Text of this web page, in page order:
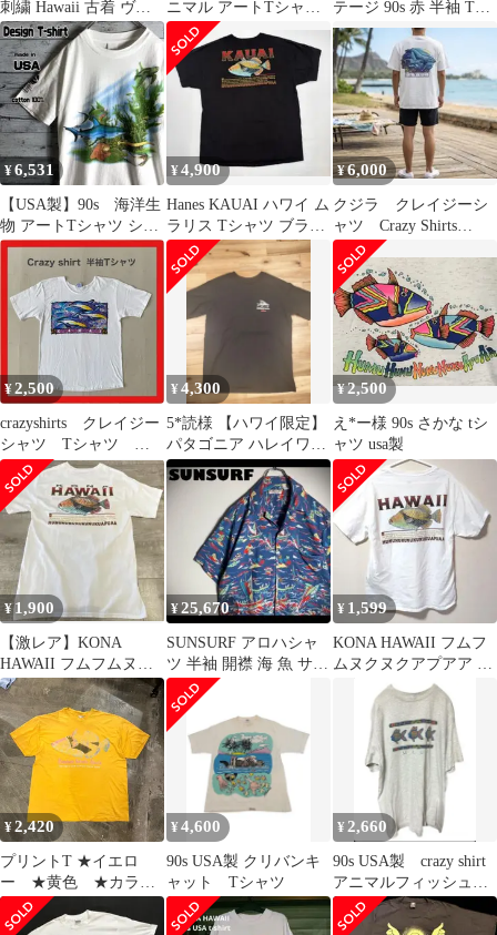
刺繍 Hawaii 古着 ヴィ
ンテージ
ニマル アートTシャツ
メンズXL シングルステ
ッチ
テージ 90s 赤 半袖 Tシ
ャツ L
¥6,531
【USA製】90s 海洋生
物 アートTシャツ シン
グルステッチ 両面プ
リント
¥4,900
Hanes KAUAI ハワイ ム
ラリス Tシャツ ブラッ
ク
¥6,000
クジラ クレイジーシ
ャツ Crazy Shirts
Hawaii 90s
¥2,500
crazyshirts クレイジー
シャツ Tシャツ カ
ットソー 半袖 イル
カ クレヨン 魚
海 KAUAI
HAWAII ハワイ アメ
カジ ストリート ユ
ニセックス 男女兼
用 MEDIUM
¥4,300
5*読様 【ハワイ限定】
パタゴニア ハレイワ店
限定 Pataloha トビウオ
¥2,500
え*ー様 90s さかな tシ
ャツ usa製
¥ 1,900
【激レア】KONA
HAWAII フムフムヌク
ヌクアプアア Tシャ
ツ Hanes
¥25,670
SUNSURF アロハシャ
ツ 半袖 開襟 海 魚 サー
フ ハワイ 紺 L
¥ 1,599
KONA HAWAII フムフ
ムヌクヌクアプアア グ
ラフィックTシャツ
¥2,420
プリントT ★イエロ
ー ★黄色 ★カラフ
ルt-shirt ★hans ★ヘイ
ンズ ★XLサイズ
¥4,600
90s USA製 クリバンキ
ャット Tシャツ
¥ 2,660
90s USA製 crazy shirt
アニマルフィッシュ
古着 Tシャツ